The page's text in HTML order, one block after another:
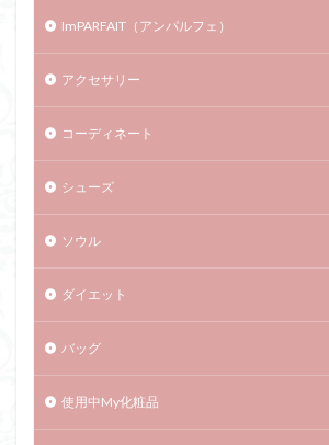
ImPARFAIT（アンパルフェ）
アクセサリー
コーディネート
シューズ
ソウル
ダイエット
バッグ
使用中My化粧品